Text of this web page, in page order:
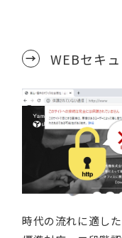
WEBセキ
時代の流れに適し